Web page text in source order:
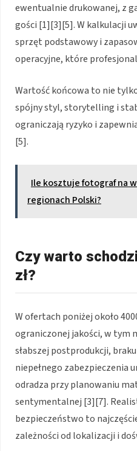
ewentualnie drukowanej, z
gości [1][3][5]. W kalkulacji
sprzęt podstawowy i
operacyjne, które
Wartość końcowa to nie
spójny styl, storytelling i
ograniczają ryzyko i
[5].
Ile kosztuje fotograf na
regionach Polski?
Czy warto
zł?
W ofertach poniżej około
ograniczonej jakości, w tym
słabszej postprodukcji,
niepełnego zabezpieczenia
odradza przy planowaniu
sentymentalnej [3][7].
bezpieczeństwo to
zależności od lokalizacji i